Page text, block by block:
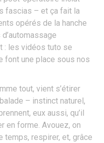
fascias – et ça fait la
opérés de la hanche
: les vidéos tuto se
font une place sous nos
tout, vient s’étirer
– instinct naturel,
eux aussi, qu’il
en forme. Avouez, on
temps, respirer, et, grâce